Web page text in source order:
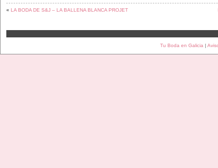
« LA BODA DE S&J – LA BALLENA BLANCA PROJET
Tu Boda en Galicia |